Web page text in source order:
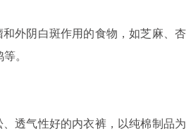
外阴白斑作用的食物，如芝麻、杏
。
透气性好的内衣裤，以纯棉制品为